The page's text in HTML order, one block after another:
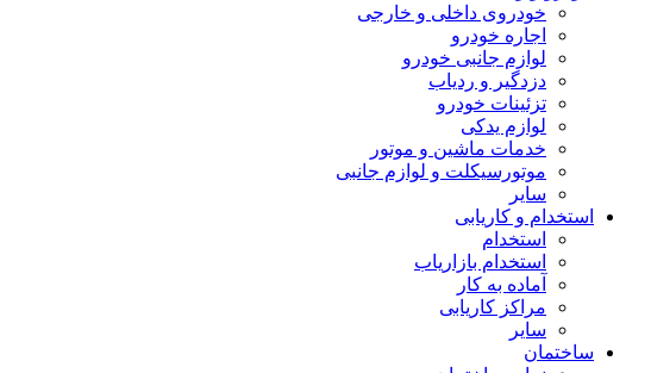
خودروی داخلی و خارجی
اجاره خودرو
لوازم جانبی خودرو
دزدگیر و ردیاب
تزئینات خودرو
لوازم یدکی
خدمات ماشین و موتور
موتورسیکلت و لوازم جانبی
سایر
استخدام و کاریابی
استخدام
استخدام بازاریاب
آماده به کار
مراکز کاریابی
سایر
ساختمان